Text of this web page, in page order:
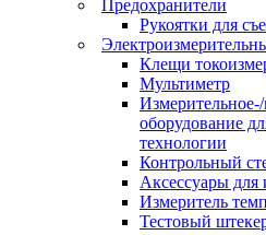
Предохранители
Рукоятки для
Клещи
Мультиметр
оборудование
технологии
Контрольный
Аксессуары для
Измеритель
Тестовый